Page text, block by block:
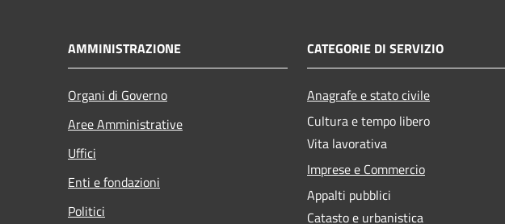
AMMINISTRAZIONE
Organi di Governo
Aree Amministrative
Uffici
Enti e fondazioni
Politici
CATEGORIE DI SERVIZIO
Anagrafe e stato civile
Cultura e tempo libero
Vita lavorativa
Imprese e Commercio
Appalti pubblici
Catasto e urbanistica